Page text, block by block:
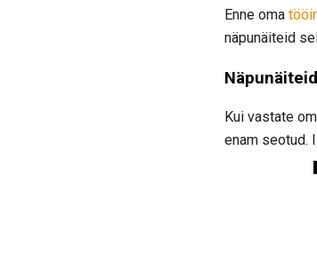
Enne oma
näpunäiteid
Kui vastate
enam seotud.